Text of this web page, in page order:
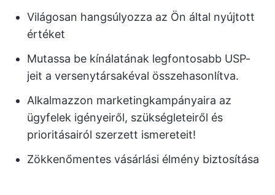
Világosan hangsúlyozza az Ön által nyújtott
értéket
Mutassa be kínálatának legfontosabb USP-
jeit a versenytársakéval összehasonlítva.
Alkalmazzon marketingkampányaira az
ügyfelek igényeiről, szükségleteiről és
prioritásairól szerzett ismereteit!
Zökkenőmentes vásárlási élmény biztosítása